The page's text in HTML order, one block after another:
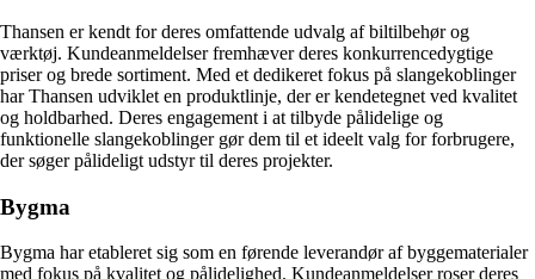
Thansen er kendt for deres omfattende udvalg af biltilbehør og
værktøj. Kundeanmeldelser fremhæver deres konkurrencedygtige
priser og brede sortiment. Med et dedikeret fokus på slangekoblinger
har Thansen udviklet en produktlinje, der er kendetegnet ved kvalitet
og holdbarhed. Deres engagement i at tilbyde pålidelige og
funktionelle slangekoblinger gør dem til et ideelt valg for forbrugere,
der søger pålideligt udstyr til deres projekter.
Bygma
Bygma har etableret sig som en førende leverandør af byggematerialer
med fokus på kvalitet og pålidelighed. Kundeanmeldelser roser deres